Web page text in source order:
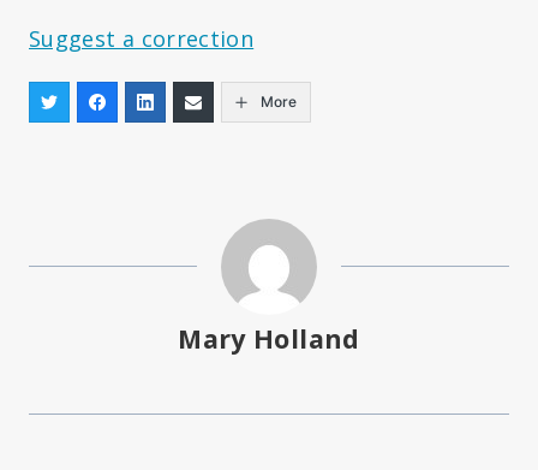
Suggest a correction
More
Mary Holland